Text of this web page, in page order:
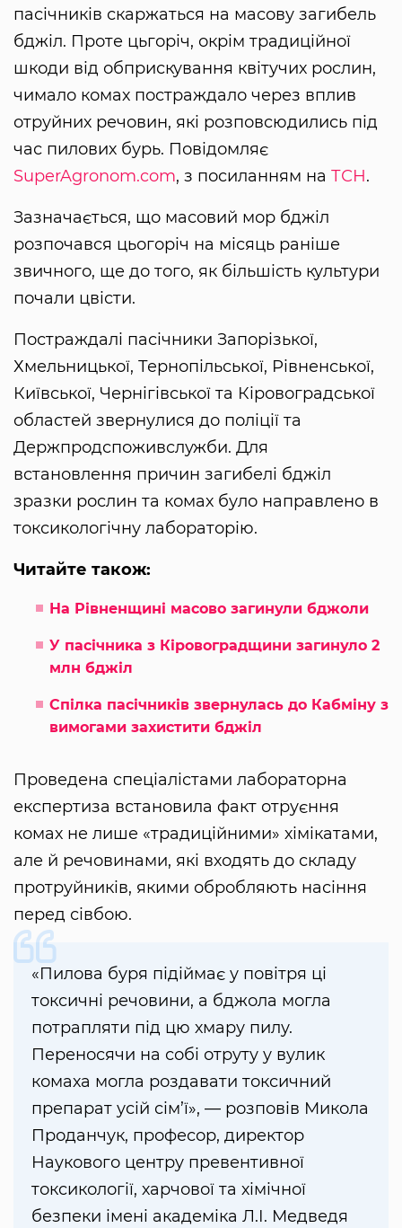
пасічників скаржаться на масову загибель
бджіл. Проте цьгоріч, окрім традиційної
шкоди від обприскування квітучих рослин,
чимало комах постраждало через вплив
отруйних речовин, які розповсюдились під
час пилових бурь. Повідомляє
SuperAgronom.com, з посиланням на ТСН.
Зазначається, що масовий мор бджіл
розпочався цьогоріч на місяць раніше
звичного, ще до того, як більшість культури
почали цвісти.
Постраждалі пасічники Запорізької,
Хмельницької, Тернопільської, Рівненської,
Київської, Чернігівської та Кіровоградської
областей звернулися до поліції та
Держпродспоживслужби. Для
встановлення причин загибелі бджіл
зразки рослин та комах було направлено в
токсикологічну лабораторію.
Читайте також:
На Рівненщині масово загинули бджоли
У пасічника з Кіровоградщини загинуло 2
млн бджіл
Спілка пасічників звернулась до Кабміну з
вимогами захистити бджіл
Проведена спеціалістами лабораторна
експертиза встановила факт отруєння
комах не лише «традиційними» хімікатами,
але й речовинами, які входять до складу
протруйників, якими обробляють насіння
перед сівбою.
«Пилова буря підіймає у повітря ці
токсичні речовини, а бджола могла
потрапляти під цю хмару пилу.
Переносячи на собі отруту у вулик
комаха могла роздавати токсичний
препарат усій сім’ї», — розповів Микола
Проданчук, професор, директор
Наукового центру превентивної
токсикології, харчової та хімічної
безпеки імені академіка Л.І. Медведя